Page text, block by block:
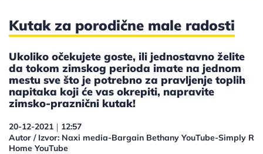
Kutak za porodične male radosti
Ukoliko očekujete goste, ili jednostavno želite
da tokom zimskog perioda imate na jednom
mestu sve što je potrebno za pravljenje toplih
napitaka koji će vas okrepiti, napravite
zimsko-praznični kutak!
20-12-2021 | 12:57
Autor / Izvor: Naxi media-Bargain Bethany YouTube-Simply R
Home YouTube